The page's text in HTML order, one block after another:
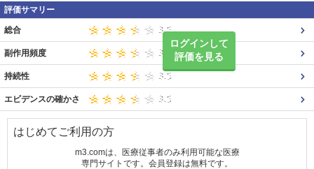
評価サマリー
ログインして
評価を見る
総合
副作用頻度
持続性
エビデンスの確かさ
はじめてご利用の方
m3.comは、医療従事者のみ利用可能な医療
専門サイトです。会員登録は無料です。